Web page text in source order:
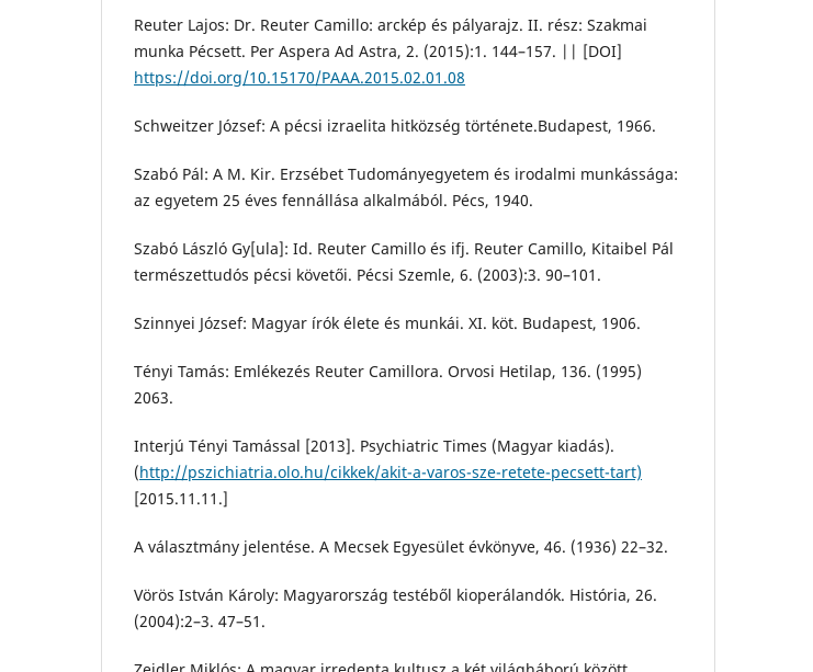
Reuter Lajos: Dr. Reuter Camillo: arckép és pályarajz. II. rész: Szakmai
munka Pécsett. Per Aspera Ad Astra, 2. (2015):1. 144–157. || [DOI]
https://doi.org/10.15170/PAAA.2015.02.01.08
Schweitzer József: A pécsi izraelita hitközség története.Budapest, 1966.
Szabó Pál: A M. Kir. Erzsébet Tudományegyetem és irodalmi munkássága:
az egyetem 25 éves fennállása alkalmából. Pécs, 1940.
Szabó László Gy[ula]: Id. Reuter Camillo és ifj. Reuter Camillo, Kitaibel Pál
természettudós pécsi követői. Pécsi Szemle, 6. (2003):3. 90–101.
Szinnyei József: Magyar írók élete és munkái. XI. köt. Budapest, 1906.
Tényi Tamás: Emlékezés Reuter Camillora. Orvosi Hetilap, 136. (1995)
2063.
Interjú Tényi Tamással [2013]. Psychiatric Times (Magyar kiadás).
(http://pszichiatria.olo.hu/cikkek/akit-a-varos-sze-retete-pecsett-tart)
[2015.11.11.]
A választmány jelentése. A Mecsek Egyesület évkönyve, 46. (1936) 22–32.
Vörös István Károly: Magyarország testéből kioperálandók. História, 26.
(2004):2–3. 47–51.